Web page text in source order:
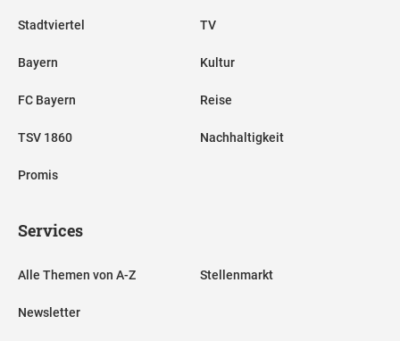
Stadtviertel
Bayern
FC Bayern
TSV 1860
Promis
TV
Kultur
Reise
Nachhaltigkeit
Services
Alle Themen von A-Z
Newsletter
Stellenmarkt